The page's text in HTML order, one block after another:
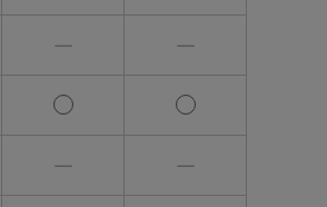
― ―
― ―